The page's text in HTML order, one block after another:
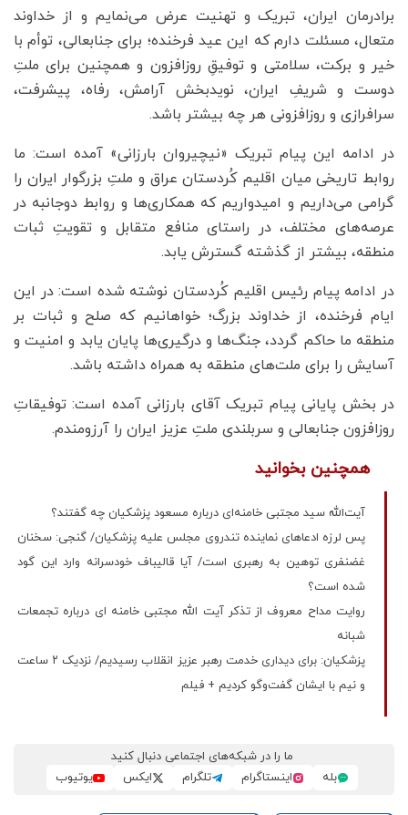
برادرمان ایران، تبریک و تهنیت عرض می‌نمایم و از خداوند
متعال، مسئلت دارم که این عید فرخنده؛ برای جنابعالی، توأم با
خیر و برکت، سلامتی و توفیقِ روزافزون و همچنین برای ملتِ
دوست و شریفِ ایران، نویدبخش آرامش، رفاه، پیشرفت،
سرافرازی و روزافزونی هر چه بیشتر باشد.
در ادامه این پیام تبریک «نیچیروان بارزانی» آمده است: ما
روابط تاریخی میان اقلیم کُردستان عراق و ملتِ بزرگوار ایران را
گرامی می‌داریم و امیدواریم که همکاری‌ها و روابط دوجانبه در
عرصه‌های مختلف، در راستای منافع متقابل و تقویتِ ثبات
منطقه، بیشتر از گذشته گسترش یابد.
در ادامه پیام رئیس اقلیم کُردستان نوشته شده است: در این
ایام فرخنده، از خداوند بزرگ؛ خواهانیم که صلح و ثبات بر
منطقه ما حاکم گردد، جنگ‌ها و درگیری‌ها پایان یابد و امنیت و
آسایش را برای ملت‌های منطقه به همراه داشته باشد.
در بخش پایانی پیام تبریک آقای بارزانی آمده است: توفیقاتِ
روزافزون جنابعالی و سربلندی ملتِ عزیز ایران را آرزومندم.
همچنین بخوانید
آیت‌الله سید مجتبی خامنه‌ای درباره مسعود پزشکیان چه گفتند؟
پس لرزه ادعاهای نماینده تندروی مجلس علیه پزشکیان/ گنجی: سخنان
غضنفری توهین به رهبری است/ آیا قالیباف خودسرانه وارد این گود
شده است؟
روایت مداح معروف از تذکر آیت الله مجتبی خامنه ای درباره تجمعات
شبانه
پزشکیان: برای دیداری خدمت رهبر عزیز انقلاب رسیدیم/ نزدیک ۲ ساعت
و نیم با ایشان گفت‌وگو کردیم + فیلم
ما را در شبکه‌های اجتماعی دنبال کنید
بله
اینستاگرام تلگرام ایکس یوتیوب